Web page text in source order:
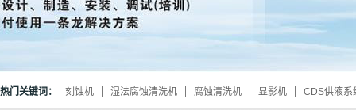
热门关键词： 刻蚀机 湿法腐蚀清洗机 腐蚀清洗机 显影机 CDS供液系